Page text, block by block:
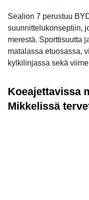
Sealion 7 perustuu
suunnittelukonseptiin,
merestä. Sporttisuutta
matalassa etuosassa,
kylkilinjassa sekä
Koeajettavissa
Mikkelissä